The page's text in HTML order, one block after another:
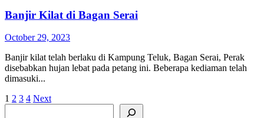
Banjir Kilat di Bagan Serai
October 29, 2023
Banjir kilat telah berlaku di Kampung Teluk, Bagan Serai, Perak
disebabkan hujan lebat pada petang ini. Beberapa kediaman telah
dimasuki...
Posts
1 2 3 4 Next